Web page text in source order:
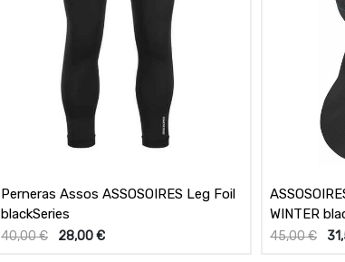
Perneras Assos ASSOSOIRES Leg Foil
blackSeries
40,00€ 28,00€
WINTER
45,00€